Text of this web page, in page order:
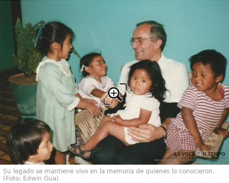
Su legado se mantiene vivo en la memoria de quienes lo conocieron.
(Foto: Edwin Gua)